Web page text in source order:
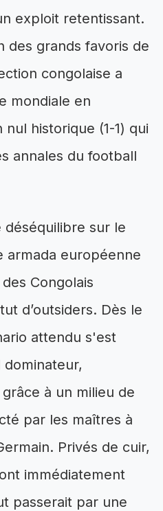
exploit retentissant.
des grands favoris de
congolaise a
mondiale en
historique (1-1) qui
annales du football
déséquilibre sur le
armada européenne
Congolais
d’outsiders. Dès le
attendu s'est
à un milieu de
par les maîtres à
Privés de cuir,
immédiatement
passerait par une